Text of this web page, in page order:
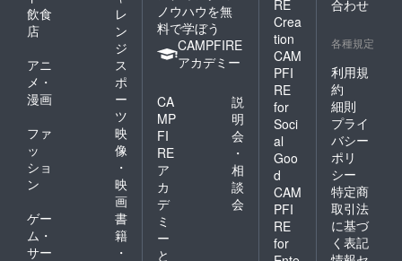
飲食
店
レ
ン
ジ
アニ
メ・
漫画
ス
ポ
ー
ツ
ファ
ッ
ショ
ン
映
像
・
映
画
ゲー
ム・
サー
書
籍
・
ノウハウを無
料で学ぼう
CAMPFIRE
アカデミー
CA
MP
FI
RE
ア
カ
デ
ミ
ー
と
説
明
会
・
相
談
会
RE
Crea
tion
CAM
PFI
RE
for
Soci
al
Goo
d
CAM
PFI
RE
for
合わせ
各種規定
利用規
約
細則
プライ
バシー
ポリ
シー
特定商
取引法
に基づ
く表記